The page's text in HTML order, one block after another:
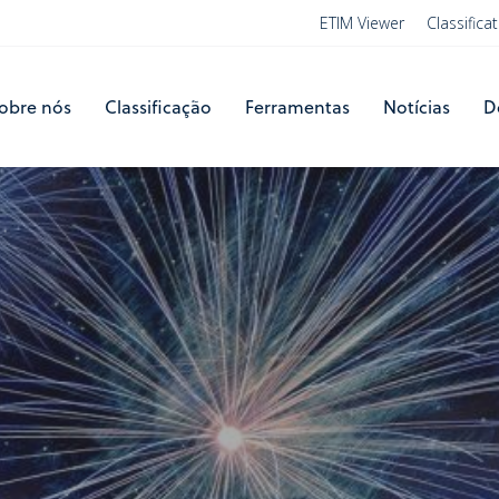
ETIM Viewer
nós Classificação Ferramentas Notícias